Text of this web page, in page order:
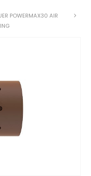
POWERMAX30 AIR